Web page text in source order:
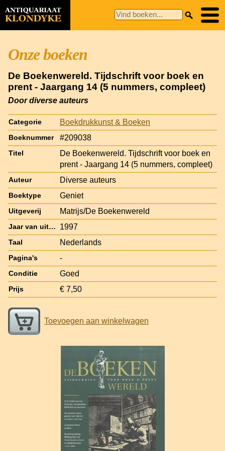
Onze boeken
De Boekenwereld. Tijdschrift voor boek en
prent - Jaargang 14 (5 nummers, compleet)
Door diverse auteurs
Categorie Boekdrukkunst & Boeken
Boeknummer #209038
Titel
De Boekenwereld. Tijdschrift voor boek en
prent - Jaargang 14 (5 nummers, compleet)
Auteur Diverse auteurs
Boektype Geniet
Uitgeverij Matrijs/De Boekenwereld
Jaar van uitgave 1997
Taal Nederlands
Pagina's -
Conditie Goed
Prijs € 7,50
Toevoegen aan winkelwagen